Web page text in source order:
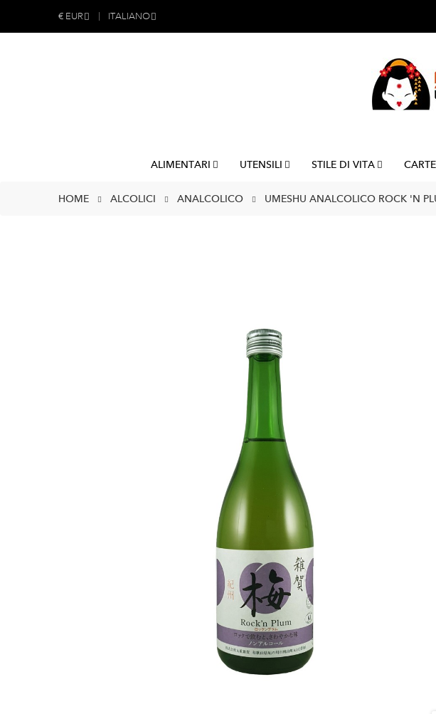
€ EUR ITALIANO
ALIMENTARI UTENSILI STILE DI VITA
HOME ALCOLICI ANALCOLICO UMESHU ANALCOLICO ROCK 'N